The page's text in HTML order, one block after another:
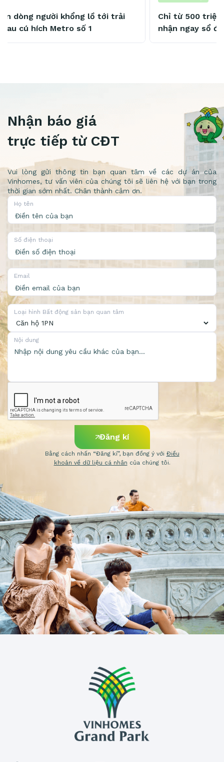
Chỉ từ 500 triệu đồng, nhận nhà The Beverly,
nhận ngay sổ đỏ
Nhận báo giá
trực tiếp từ CĐT
Vui lòng gửi thông tin bạn quan tâm về các dự án của
Vinhomes, tư vấn viên của chúng tôi sẽ liên hệ với bạn trong
thời gian sớm nhất. Chân thành cảm ơn.
Họ tên
Số điện thoại
Email
Loại hình Bất động sản bạn quan tâm
Nội dung
Bằng cách nhấn “Đăng kí”, bạn đồng ý với Điều
khoản về dữ liệu cá nhân của chúng tôi.
Đăng kí